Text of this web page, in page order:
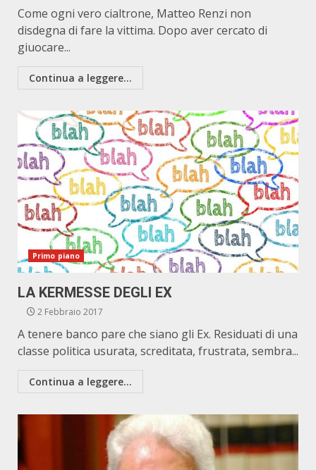
Come ogni vero cialtrone, Matteo Renzi non
disdegna di fare la vittima. Dopo aver cercato di
giuocare...
Continua a leggere...
Primo piano
LA KERMESSE DEGLI EX
2 Febbraio 2017
A tenere banco pare che siano gli Ex. Residuati di una
classe politica usurata, screditata, frustrata, sembra...
Continua a leggere...